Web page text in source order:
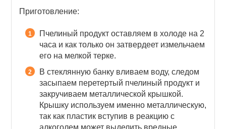
Приготовление:
Пчелиный продукт оставляем в холоде на 2
часа и как только он затвердеет измельчаем
его на мелкой терке.
В стеклянную банку вливаем воду, следом
засыпаем перетертый пчелиный продукт и
закручиваем металлической крышкой.
Крышку используем именно металлическую,
так как пластик вступив в реакцию с